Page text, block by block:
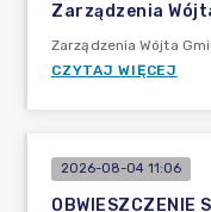
Zarządzenia
Zarządzenia Wójta
CZYTAJ WIĘCEJ
2026-08-04 11:06
OBWIESZCZENIE